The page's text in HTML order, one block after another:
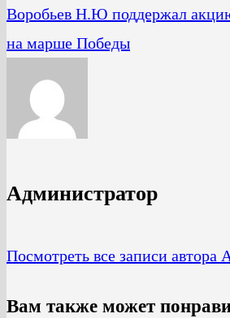
Воробьев Н.Ю поддержал
на марше Победы
Администратор
Посмотреть все записи
Вам также может